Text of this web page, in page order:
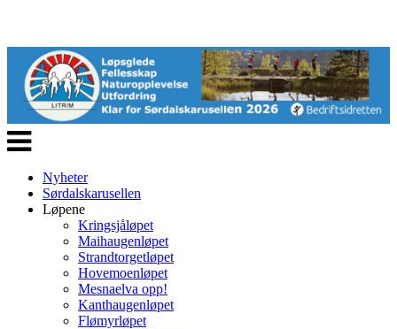
Veksle
navigasjon
Nyheter
Sørdalskarusellen
Løpene
Kringsjåløpet
Maihaugenløpet
Strandtorgetløpet
Hovemoenløpet
Mesnaelva opp!
Kanthaugenløpet
Flømyrløpet